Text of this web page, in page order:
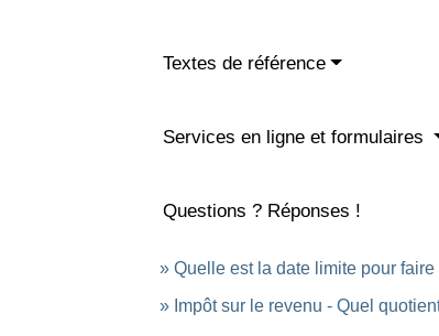
Textes de référence
Services en ligne et formulaires
Questions ? Réponses !
Quelle est la date limite pour
Impôt sur le revenu - Quel